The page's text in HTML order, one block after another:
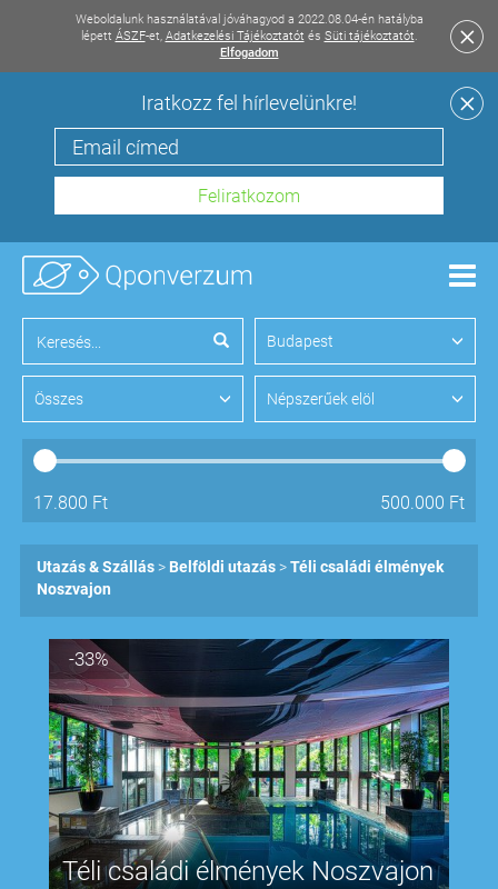
Weboldalunk használatával jóváhagyod a 2022.08.04-én hatályba
lépett ÁSZF-et, Adatkezelési Tájékoztatót és Süti tájékoztatót.
Elfogadom
Iratkozz fel hírlevelünkre!
Budapest
Összes Népszerűek elöl
17.800 Ft 500.000 Ft
Utazás & Szállás Belföldi utazás
Téli családi élmények
Noszvajon
-33%
Téli családi élmények Noszvajon